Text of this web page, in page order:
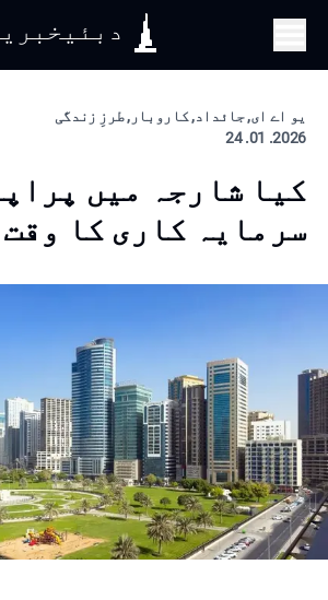
یو اے ای, جائداد, کاروبار, طرزِ زندگی
2026. 01. 24
کیا شارجہ میں
سرمایہ کاری کا